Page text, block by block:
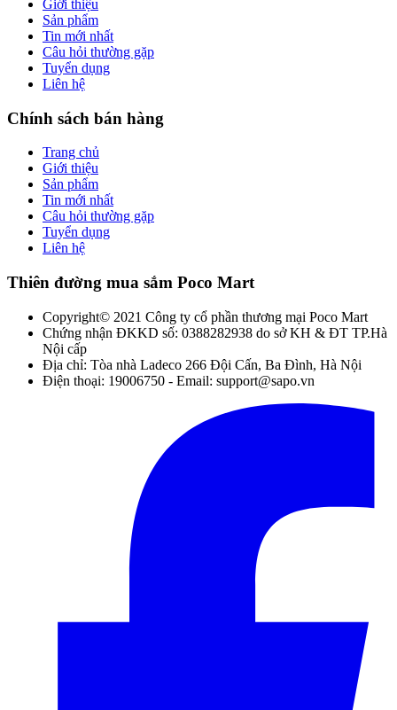
Giới thiệu
Sản phẩm
Tin mới nhất
Câu hỏi thường gặp
Tuyển dụng
Liên hệ
Chính sách bán hàng
Trang chủ
Giới thiệu
Sản phẩm
Tin mới nhất
Câu hỏi thường gặp
Tuyển dụng
Liên hệ
Thiên đường mua sắm Poco Mart
Copyright© 2021 Công ty cổ phần thương mại Poco Mart
Chứng nhận ĐKKD số: 0388282938 do sở KH & ĐT TP.Hà
Nội cấp
Địa chỉ: Tòa nhà Ladeco 266 Đội Cấn, Ba Đình, Hà Nội
Điện thoại: 19006750 - Email: support@sapo.vn